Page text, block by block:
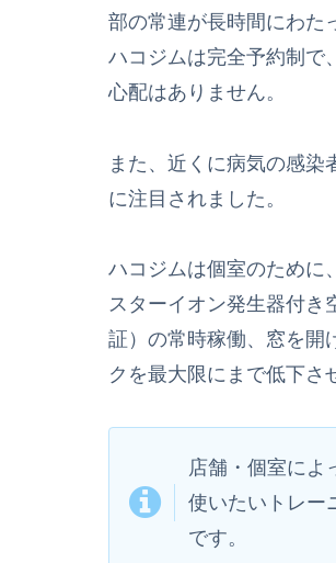
部の常連が長時間にわた
ハコジムは完全予約制で
心配はありません。
また、近くに病気の感
に注目されました。
ハコジムは個室のために
スターイオン発生器付き
証）の常時稼働、窓を開
クを最大限にまで低下さ
店舗・個室によ
使いたいトレー
です。